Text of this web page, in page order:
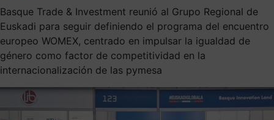
Basque Trade & Investment reunió al Grupo Regional de
Euskadi para seguir definiendo el programa del encuentro
europeo WOMEX, centrado en impulsar la igualdad de
género como factor de competitividad en la
internacionalización de las pymesa